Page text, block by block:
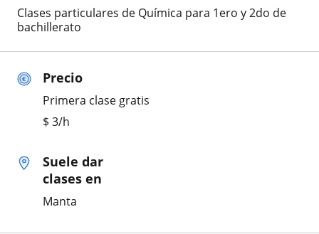
Precio
Primera clase gratis
$ 3/h
Suele dar
clases en
Manta
Clases particulares de Química para 1ero y 2do de
bachillerato